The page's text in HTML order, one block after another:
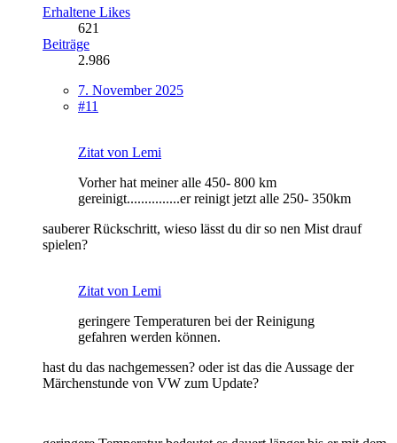
Erhaltene Likes
621
Beiträge
2.986
7. November 2025
#11
Zitat von Lemi
Vorher hat meiner alle 450- 800 km
gereinigt...............er reinigt jetzt alle 250- 350km
sauberer Rückschritt, wieso lässt du dir so nen Mist drauf
spielen?
Zitat von Lemi
geringere Temperaturen bei der Reinigung
gefahren werden können.
hast du das nachgemessen? oder ist das die Aussage der
Märchenstunde von VW zum Update?